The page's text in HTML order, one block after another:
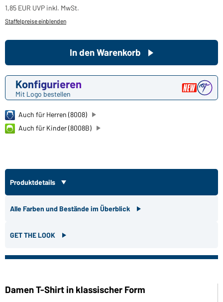
1,85 EUR UVP inkl. MwSt.
Staffelpreise einblenden
Konfigurieren
Mit Logo bestellen
In den Warenkorb
Auch für Herren (8008)
Auch für Kinder (8008B)
Produktdetails
Alle Farben und Bestände im Überblick
GET THE LOOK
Damen T-Shirt in klassischer Form